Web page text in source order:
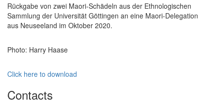
Rückgabe von zwei Maori-Schädeln aus der Ethnologischen
Sammlung der Universität Göttingen an eine Maori-Delegation
aus Neuseeland im Oktober 2020.
Photo: Harry Haase
Click here to download
Contacts